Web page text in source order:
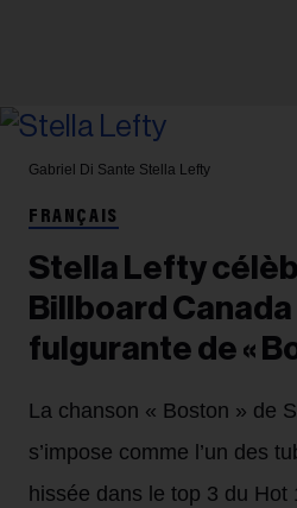
Gabriel Di Sante Stella Lefty
FRANÇAIS
Stella Lefty
Billboard
fulgurante de «
La chanson « Boston » de
s’impose comme l’un des
hissée dans le top 3 du Hot